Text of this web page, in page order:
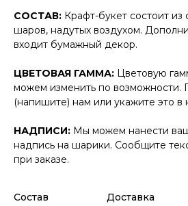
СОСТАВ: Крафт-букет состоит из
шаров, надутых воздухом.
входит бумажный декор.
ЦВЕТОВАЯ ГАММА: Цветовую
можем изменить по возможности.
(напишите) нам или укажите это в
НАДПИСИ: Мы можем нанести
надпись на шарики. Сообщите
при заказе.
Состав Доставка